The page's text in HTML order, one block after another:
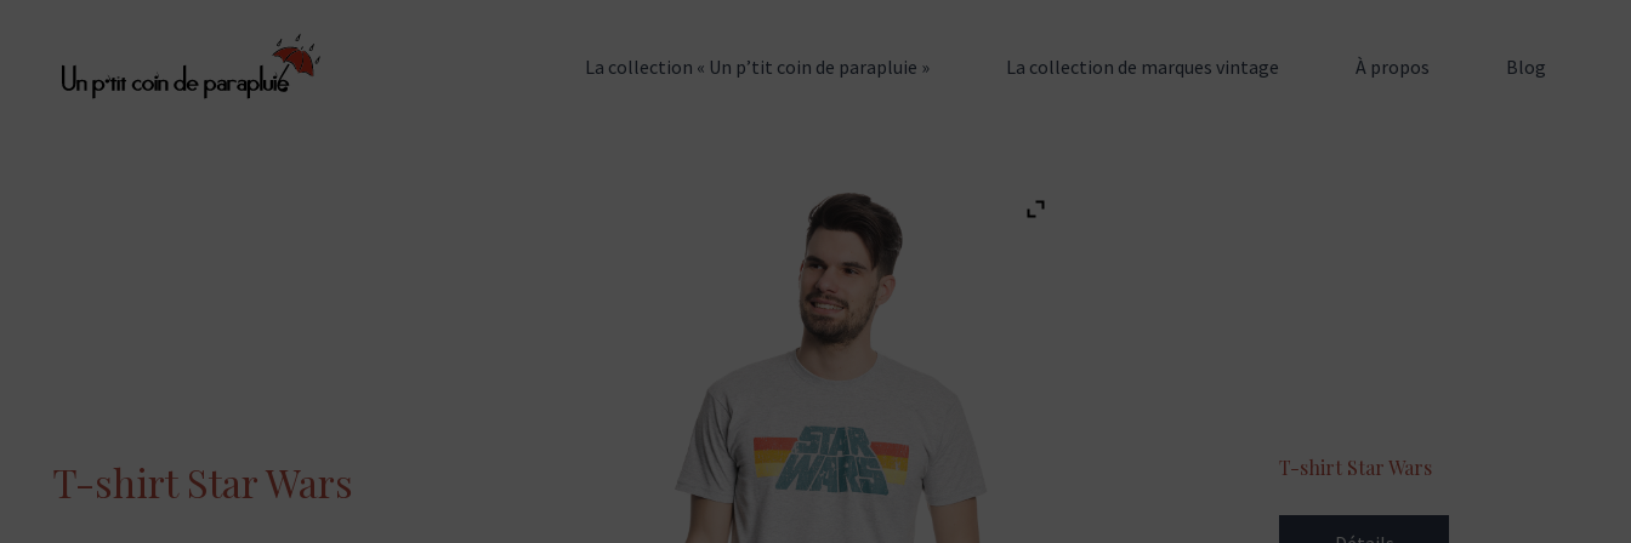
La collection « Un p’tit coin de parapluie » La collection de marques vintage À propos Blog
T-shirt Star Wars T-shirt Star Wars